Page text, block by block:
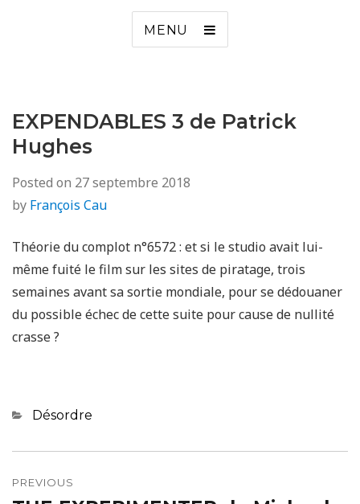
MENU
EXPENDABLES 3 de Patrick
Hughes
Posted on 27 septembre 2018
by François Cau
Théorie du complot n°6572 : et si le studio avait lui-
même fuité le film sur les sites de piratage, trois
semaines avant sa sortie mondiale, pour se dédouaner
du possible échec de cette suite pour cause de nullité
crasse ?
Categories
Désordre
de
PREVIOUS